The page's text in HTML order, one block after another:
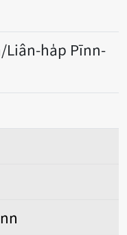
Liân-ha̍p Pīnn-
ha̍p Pēnn-īnn/